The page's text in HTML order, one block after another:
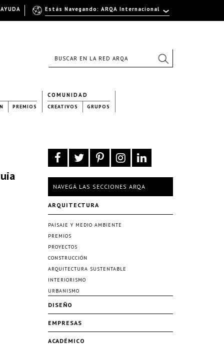
PREMIOS
COMUNIDAD
CREATIVOS GRUPOS
NAVEGÁ LAS SECCIONES ARQA
ARQUITECTURA
PAISAJE Y MEDIO AMBIENTE
PREMIOS
PROYECTOS
CONSTRUCCIÓN
ARQUITECTURA SUSTENTABLE
INTERIORISMO
URBANISMO
DISEÑO
EMPRESAS
ACADÉMICO
Estás Navegando: ARQA Internacional
AYUDA